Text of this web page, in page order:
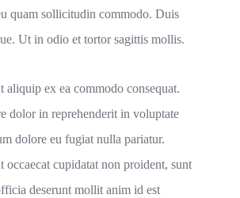
quam sollicitudin commodo. Duis
Ut in odio et tortor sagittis mollis.
aliquip ex ea commodo consequat.
dolor in reprehenderit in voluptate
dolore eu fugiat nulla pariatur.
occaecat cupidatat non proident, sunt
deserunt mollit anim id est